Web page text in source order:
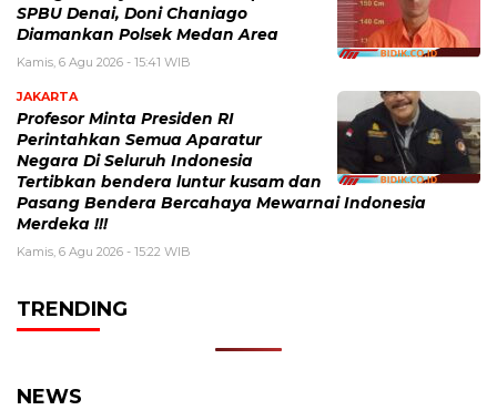
SPBU Denai, Doni Chaniago
Diamankan Polsek Medan Area
Kamis, 6 Agu 2026 - 15:41 WIB
JAKARTA
Profesor Minta Presiden RI
Perintahkan Semua Aparatur
Negara Di Seluruh Indonesia
Tertibkan bendera luntur kusam dan
Pasang Bendera Bercahaya Mewarnai Indonesia
Merdeka !!!
Kamis, 6 Agu 2026 - 15:22 WIB
TRENDING
NEWS